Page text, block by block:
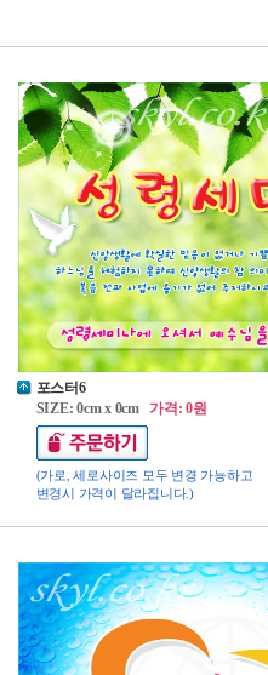
포스터6
SIZE: 0cm x 0cm가격: 0원
(가로, 세로사이즈 모두 변경 가능하고
변경시 가격이 달라집니다.)